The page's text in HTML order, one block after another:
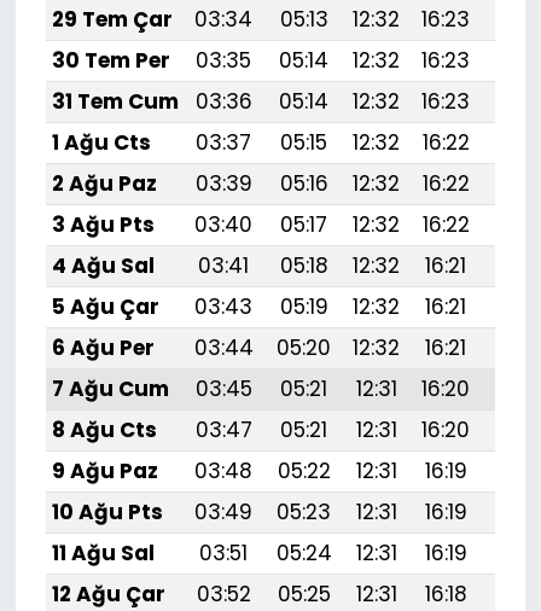
29 Tem Çar
03:34 05:13 12:32 16:23
30 Tem Per
03:35 05:14 12:32 16:23
31 Tem Cum
03:36 05:14 12:32 16:23
1 Ağu Cts
03:37 05:15 12:32 16:22
2 Ağu Paz
03:39 05:16 12:32 16:22
3 Ağu Pts
03:40 05:17 12:32 16:22
4 Ağu Sal
03:41 05:18 12:32 16:21
5 Ağu Çar
03:43 05:19 12:32 16:21
6 Ağu Per
03:44 05:20 12:32 16:21
7 Ağu Cum
03:45 05:21 12:31 16:20
8 Ağu Cts
03:47 05:21 12:31 16:20
9 Ağu Paz
03:48 05:22 12:31 16:19
10 Ağu Pts
03:49 05:23 12:31 16:19
11 Ağu Sal
03:51 05:24 12:31 16:19
12 Ağu Çar
03:52 05:25 12:31 16:18